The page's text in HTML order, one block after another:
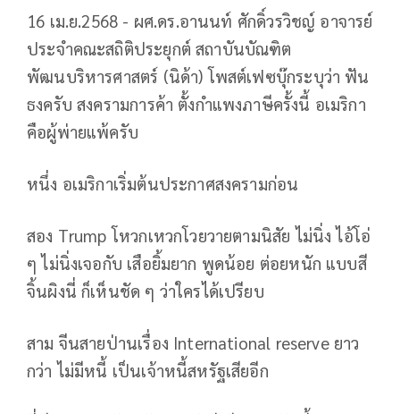
16 เม.ย.2568 - ผศ.ดร.อานนท์ ศักดิ์วรวิชญ์ อาจารย์
ประจำคณะสถิติประยุกต์ สถาบันบัณฑิต
พัฒนบริหารศาสตร์ (นิด้า) โพสต์เฟซบุ๊กระบุว่า ฟัน
ธงครับ สงครามการค้า ตั้งกำแพงภาษีครั้งนี้ อเมริกา
คือผู้พ่ายแพ้ครับ
หนึ่ง อเมริกาเริ่มต้นประกาศสงครามก่อน
สอง Trump โหวกเหวกโวยวายตามนิสัย ไม่นิ่ง ไอ้โอ่
ๆ ไม่นิ่งเจอกับ เสือยิ้มยาก พูดน้อย ต่อยหนัก แบบสี
จิ้นผิงนี่ ก็เห็นชัด ๆ ว่าใครได้เปรียบ
สาม จีนสายป่านเรื่อง International reserve ยาว
กว่า ไม่มีหนี้ เป็นเจ้าหนี้สหรัฐเสียอีก